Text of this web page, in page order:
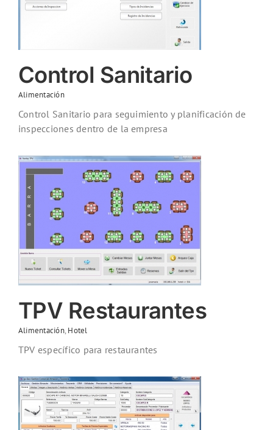
Control Sanitario
Alimentación
Control Sanitario para seguimiento y planificación de
inspecciones dentro de la empresa
TPV Restaurantes
Alimentación, Hotel
TPV específico para restaurantes